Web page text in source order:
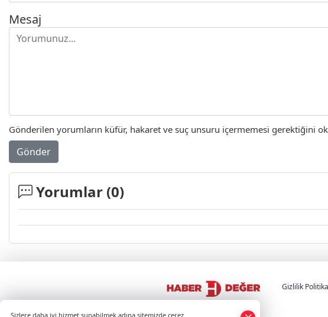
Mesaj
Gönderilen yorumların küfür, hakaret ve suç unsuru içermemesi gerektiğini
Gönder
Yorumlar (0)
Gizlilik
Sizlere daha iyi hizmet sunabilmek adına sitemizde çerez
×